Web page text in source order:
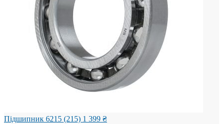
Підшипник 6215 (215) 1 399 ₴